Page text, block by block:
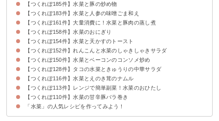
【つくれぽ185件】水菜と豚の炒め物
【つくれぽ183件】水菜と人参の味噌ごま和え
【つくれぽ161件】大量消費に！水菜と豚肉の蒸し煮
【つくれぽ158件】水菜のおにぎり
【つくれぽ154件】水菜と天かすのトースト
【つくれぽ152件】れんこんと水菜のしゃきしゃきサラダ
【つくれぽ150件】水菜とベーコンのコンソメ炒め
【つくれぽ128件】タコの水菜ときゅうりの中華サラダ
【つくれぽ116件】水菜とえのき茸のナムル
【つくれぽ113件】レンジで簡単副菜！水菜のおひたし
【つくれぽ110件】水菜の甘辛豚バラ巻き
「水菜」の人気レシピを作ってみよう！